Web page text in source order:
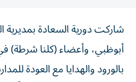
شاركت دورية السعادة بمديرية
أبوظبي، وأعضاء (كلنا شرطة)
بالورود والهدايا مع العودة